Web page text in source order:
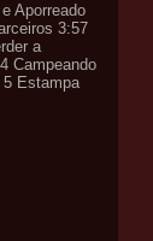
Aporreado
3:57
a
Campeando
Estampa